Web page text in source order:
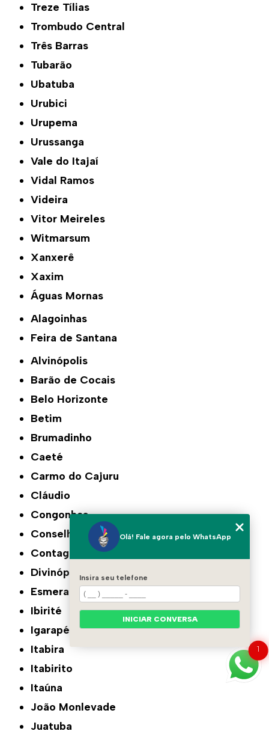
Treze Tílias
Trombudo Central
Três Barras
Tubarão
Ubatuba
Urubici
Urupema
Urussanga
Vale do Itajaí
Vidal Ramos
Videira
Vitor Meireles
Witmarsum
Xanxerê
Xaxim
Águas Mornas
Alagoinhas
Feira de Santana
Alvinópolis
Barão de Cocais
Belo Horizonte
Betim
Brumadinho
Caeté
Carmo do Cajuru
Cláudio
Congonhas
Conselheiro Lafaiete
Contagem
Divinópolis
Esmeraldas
Ibirité
Igarapé
Itabira
Itabirito
Itaúna
João Monlevade
Juatuba
1
Olá! Fale agora pelo WhatsApp
Insira seu telefone
INICIAR CONVERSA